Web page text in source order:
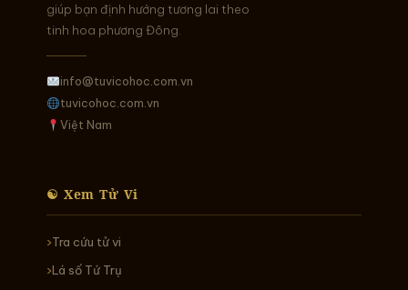
giúp bạn định hướng tương lai theo
tinh hoa phương Đông.
info@tuvicohoc.com.vn
tuvicohoc.com.vn
Việt Nam
☯ Xem Tử Vi
Tra cứu tử vi
Lá số Tứ Trụ